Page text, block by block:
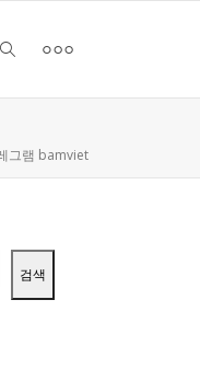
그램 bamviet
검색